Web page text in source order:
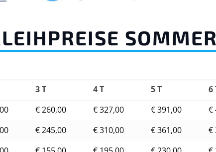
SOMMER
3 T 4 T 5 T 6
€ 260,00 € 327,00 € 391,00 €
€ 245,00 € 310,00 € 361,00 €